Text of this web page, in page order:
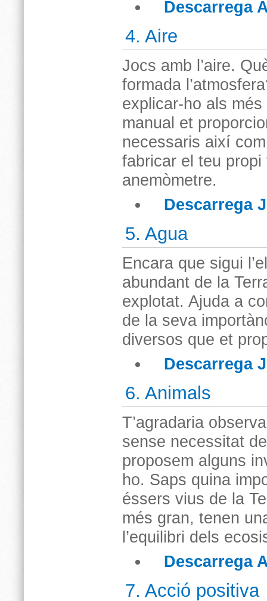
Descarrega
4. Aire
Jocs amb l’aire.
formada
explicar-ho als
manual et
necessaris així
fabricar el teu
anemòmetre.
Descarrega
5. Agua
Encara que sigui
abundant de la
explotat. Ajuda a
de la seva
diversos que et
Descarrega
6. Animals
T’agradaria
sense necessitat
proposem alguns
ho. Saps quina
éssers vius de la
més gran, tenen
l’equilibri dels
Descarrega
7. Acció positiva